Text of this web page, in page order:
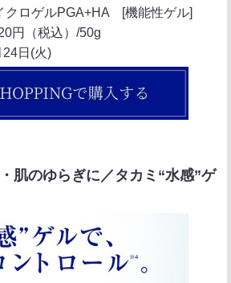
クロゲルPGA+HA [機能性ゲル]
円（税込）/50g
日(火)
肌のゆらぎに／タカミ“水感”ゲ